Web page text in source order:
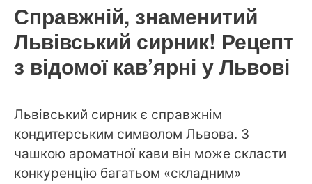
Справжній, знаменитий
Львівський сирник! Рецепт
з відомої кав’ярні у Львові
Львівський сирник є справжнім
кондитерським символом Львова. З
чашкою ароматної кави він може скласти
конкуренцію багатьом «складним»